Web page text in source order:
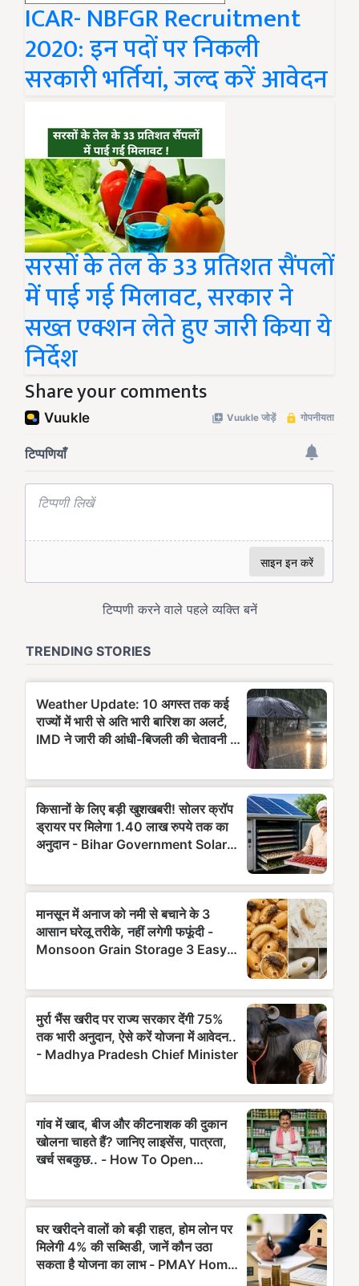
ICAR- NBFGR Recruitment
2020: इन पदों पर निकली
सरकारी भर्तियां, जल्द करें आवेदन
सरसों के तेल के 33 प्रतिशत सैंपलों
में पाई गई मिलावट, सरकार ने
सख्त एक्शन लेते हुए जारी किया ये
निर्देश
Share your comments